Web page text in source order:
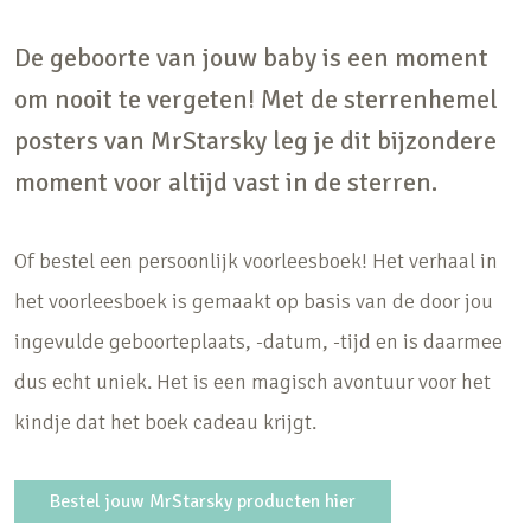
De geboorte van jouw baby is een moment
om nooit te vergeten! Met de sterrenhemel
posters van MrStarsky leg je dit bijzondere
moment voor altijd vast in de sterren.
Of bestel een persoonlijk voorleesboek! Het verhaal in
het voorleesboek is gemaakt op basis van de door jou
ingevulde geboorteplaats, -datum, -tijd en is daarmee
dus echt uniek. Het is een magisch avontuur voor het
kindje dat het boek cadeau krijgt.
Bestel jouw MrStarsky producten hier